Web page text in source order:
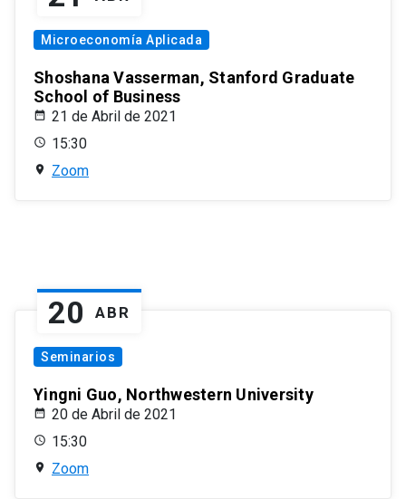
Microeconomía Aplicada
Shoshana Vasserman, Stanford Graduate
School of Business
21 de Abril de 2021
15:30
Zoom
20 ABR
Seminarios
Yingni Guo, Northwestern University
20 de Abril de 2021
15:30
Zoom